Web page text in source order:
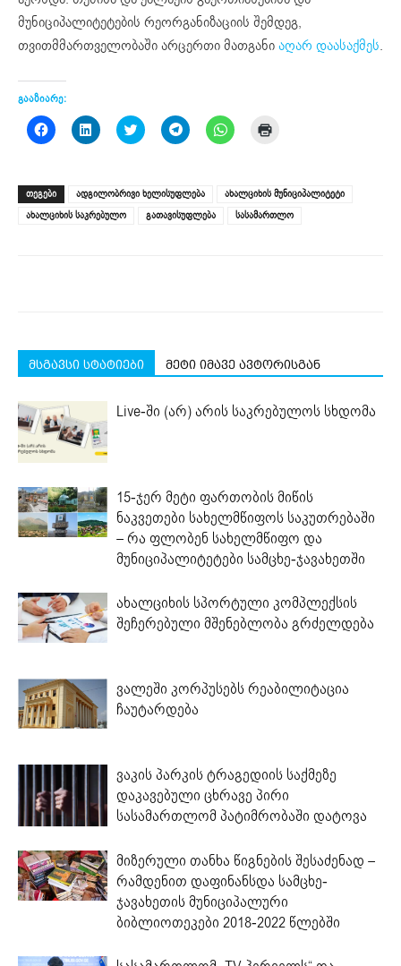
მუნიციპალიტეტების რეორგანიზაციის შემდეგ,
თვითმმართველობაში არცერთი მათგანიაღარ დაასაქმეს.
გააზიარე:
Click
to
(Opens
in
new
window)
Click
to
(Opens
in
new
window)
Click
to
(Opens
in
new
window)
Click
to
(Opens
in
new
window)
Click
to
(Opens
in
new
window)
new
window)
ᲗᲔᲒᲔᲑᲘ ადგილობრივი ხელისუფლება
ახალციხის მუნიციპალიტეტი
ახალციხის საკრებულო
გათავისუფლება სასამართლო
მსგავსი სტატიები მეტი იმავე ავტორისგან
Live-ში (არ) არის საკრებულოს სხდომა
15-ჯერ მეტი ფართობის მიწის
ნაკვეთები სახელმწიფოს საკუთრებაში
– რა ფლობენ სახელმწიფო და
მუნიციპალიტეტები სამცხე-ჯავახეთში
ახალციხის სპორტული კომპლექსის
შეჩერებული მშენებლობა გრძელდება
ვალეში კორპუსებს რეაბილიტაცია
ჩაუტარდება
ვაკის პარკის ტრაგედიის საქმეზე
დაკავებული ცხრავე პირი
სასამართლომ პატიმრობაში დატოვა
მიზერული თანხა წიგნების შესაძენად –
რამდენით დაფინანსდა სამცხე-
ჯავახეთის მუნიციპალური
ბიბლიოთეკები 2018-2022 წლებში